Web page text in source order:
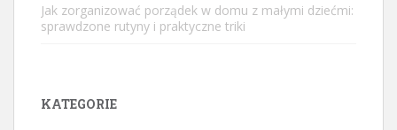
Jak zorganizować porządek w domu z małymi dziećmi:
sprawdzone rutyny i praktyczne triki
KATEGORIE